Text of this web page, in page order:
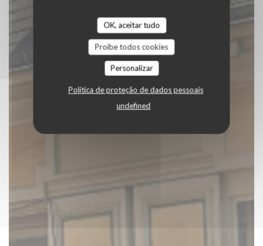
OK, aceitar tudo
Proíbe todos cookies
Personalizar
Política de proteção de dados pessoais
undefined